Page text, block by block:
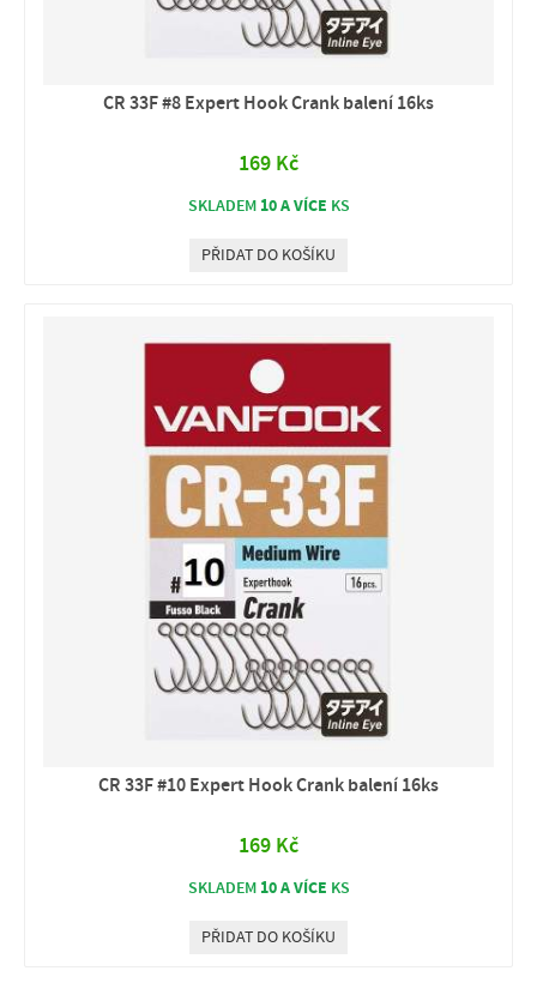
CR 33F #8 Expert Hook Crank balení 16ks
169 Kč
SKLADEM 10 A VÍCE KS
PŘIDAT DO KOŠÍKU
CR 33F #10 Expert Hook Crank balení 16ks
169 Kč
SKLADEM 10 A VÍCE KS
PŘIDAT DO KOŠÍKU